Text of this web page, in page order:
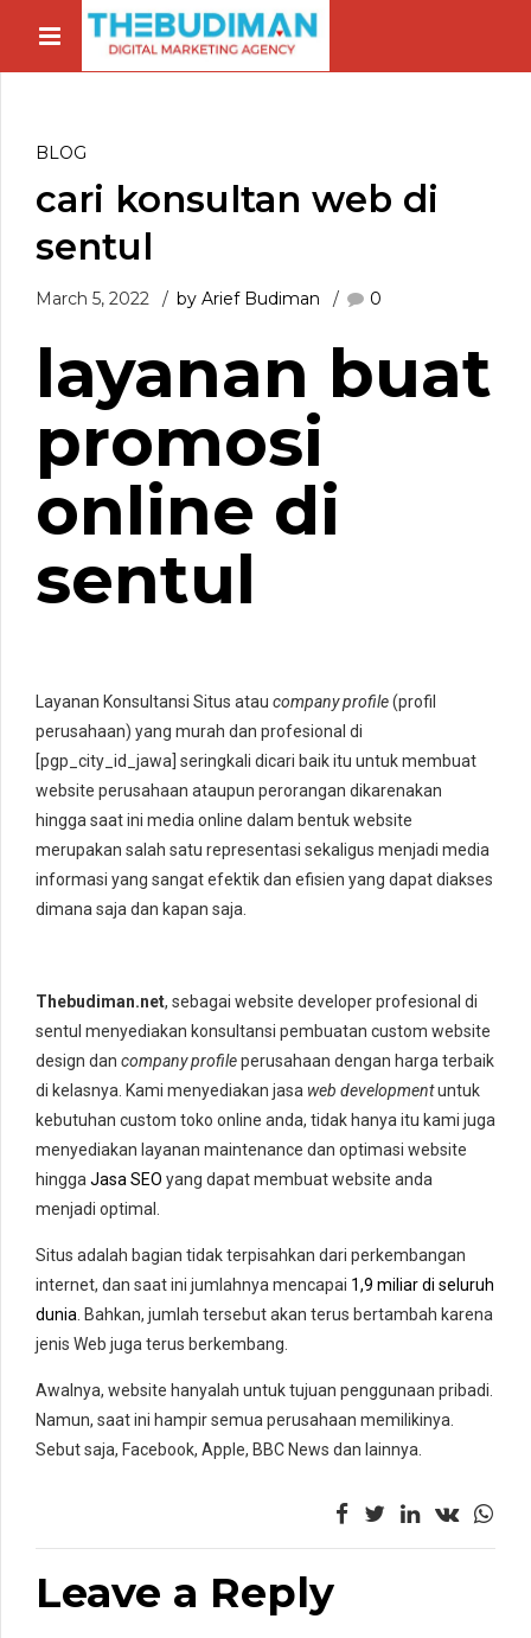
BLOG
cari konsultan web di
sentul
March 5, 2022 by Arief Budiman 0
layanan buat
promosi
online di
sentul
Layanan Konsultansi Situs atau company profile(profil
perusahaan) yang murah dan profesional di
[pgp_city_id_jawa] seringkali dicari baik itu untuk membuat
website perusahaan ataupun perorangan dikarenakan
hingga saat ini media online dalam bentuk website
merupakan salah satu representasi sekaligus menjadi media
informasi yang sangat efektik dan efisien yang dapat diakses
dimana saja dan kapan saja.
Thebudiman.net, sebagai website developer profesional di
sentul menyediakan konsultansi pembuatan custom website
design dan company profileperusahaan dengan harga terbaik
di kelasnya. Kami menyediakan jasa web developmentuntuk
kebutuhan custom toko online anda, tidak hanya itu kami juga
menyediakan layanan maintenance dan optimasi website
hingga Jasa SEO yang dapat membuat website anda
menjadi optimal.
Situs adalah bagian tidak terpisahkan dari perkembangan
internet, dan saat ini jumlahnya mencapai 1,9 miliar di seluruh
dunia . Bahkan, jumlah tersebut akan terus bertambah karena
jenis Web juga terus berkembang.
Awalnya, website hanyalah untuk tujuan penggunaan pribadi.
Namun, saat ini hampir semua perusahaan memilikinya.
Sebut saja, Facebook, Apple, BBC News dan lainnya.
Leave a Reply